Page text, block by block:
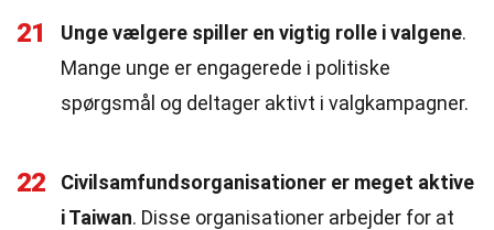
21 Unge vælgere spiller en vigtig rolle i valgene.
Mange unge er engagerede i politiske
spørgsmål og deltager aktivt i valgkampagner.
22
Civilsamfundsorganisationer er meget aktive
i Taiwan. Disse organisationer arbejder for at